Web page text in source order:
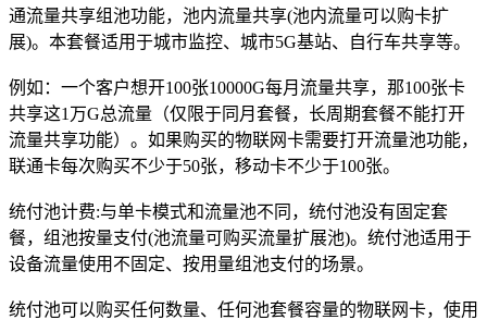
通流量共享组池功能，池内流量共享(池内流量可以购卡扩
展)。本套餐适用于城市监控、城市5G基站、自行车共享等。
例如：一个客户想开100张10000G每月流量共享，那100张卡
共享这1万G总流量（仅限于同月套餐，长周期套餐不能打开
流量共享功能）。如果购买的物联网卡需要打开流量池功能，
联通卡每次购买不少于50张，移动卡不少于100张。
统付池计费:与单卡模式和流量池不同，统付池没有固定套
餐，组池按量支付(池流量可购买流量扩展池)。统付池适用于
设备流量使用不固定、按用量组池支付的场景。
统付池可以购买任何数量、任何池套餐容量的物联网卡，使用